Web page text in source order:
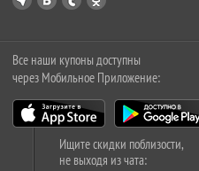
Все наши купоны доступны
через Мобильное Приложение:
Ищите скидки поблизости,
не выходя из чата: